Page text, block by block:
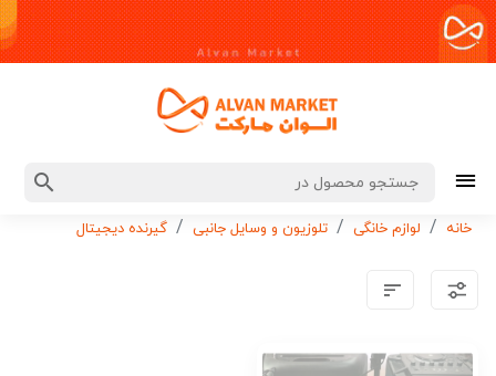
خانه لوازم خانگی تلوزیون و وسایل جانبی گیرنده دیجیتال